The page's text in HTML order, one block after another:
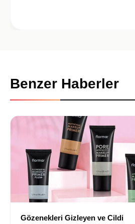
Benzer Haberler
Gözenekleri Gizleyen ve Cildi